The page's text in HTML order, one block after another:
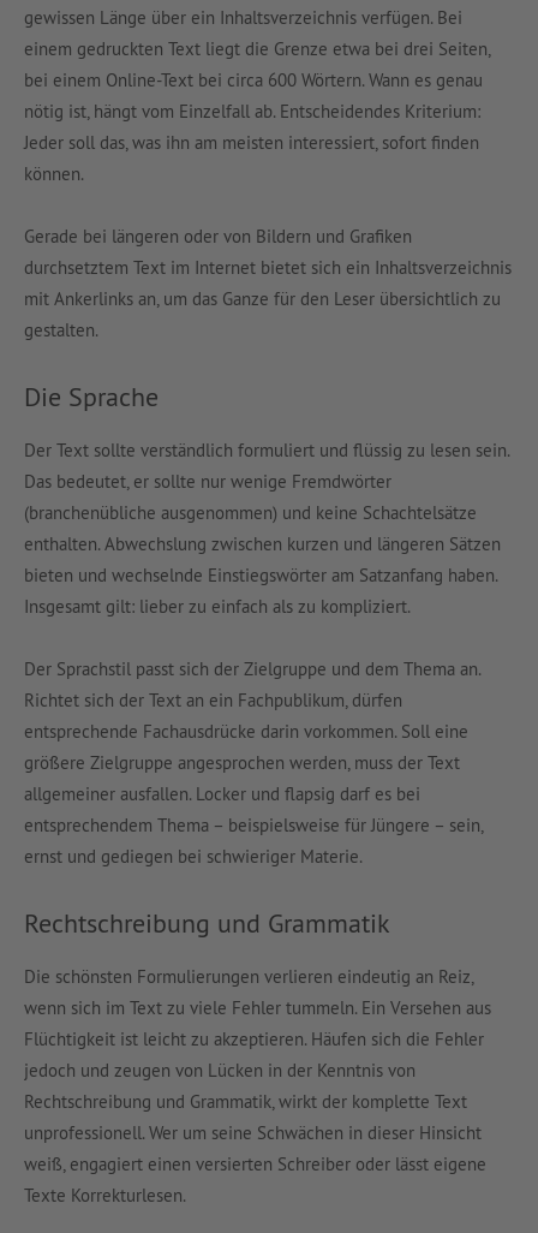
gewissen Länge über ein Inhaltsverzeichnis verfügen. Bei
einem gedruckten Text liegt die Grenze etwa bei drei Seiten,
bei einem Online-Text bei circa 600 Wörtern. Wann es genau
nötig ist, hängt vom Einzelfall ab. Entscheidendes Kriterium:
Jeder soll das, was ihn am meisten interessiert, sofort finden
können.
Gerade bei längeren oder von Bildern und Grafiken
durchsetztem Text im Internet bietet sich ein Inhaltsverzeichnis
mit Ankerlinks an, um das Ganze für den Leser übersichtlich zu
gestalten.
Die Sprache
Der Text sollte verständlich formuliert und flüssig zu lesen sein.
Das bedeutet, er sollte nur wenige Fremdwörter
(branchenübliche ausgenommen) und keine Schachtelsätze
enthalten. Abwechslung zwischen kurzen und längeren Sätzen
bieten und wechselnde Einstiegswörter am Satzanfang haben.
Insgesamt gilt: lieber zu einfach als zu kompliziert.
Der Sprachstil passt sich der Zielgruppe und dem Thema an.
Richtet sich der Text an ein Fachpublikum, dürfen
entsprechende Fachausdrücke darin vorkommen. Soll eine
größere Zielgruppe angesprochen werden, muss der Text
allgemeiner ausfallen. Locker und flapsig darf es bei
entsprechendem Thema – beispielsweise für Jüngere – sein,
ernst und gediegen bei schwieriger Materie.
Rechtschreibung und Grammatik
Die schönsten Formulierungen verlieren eindeutig an Reiz,
wenn sich im Text zu viele Fehler tummeln. Ein Versehen aus
Flüchtigkeit ist leicht zu akzeptieren. Häufen sich die Fehler
jedoch und zeugen von Lücken in der Kenntnis von
Rechtschreibung und Grammatik, wirkt der komplette Text
unprofessionell. Wer um seine Schwächen in dieser Hinsicht
weiß, engagiert einen versierten Schreiber oder lässt eigene
Texte Korrekturlesen.